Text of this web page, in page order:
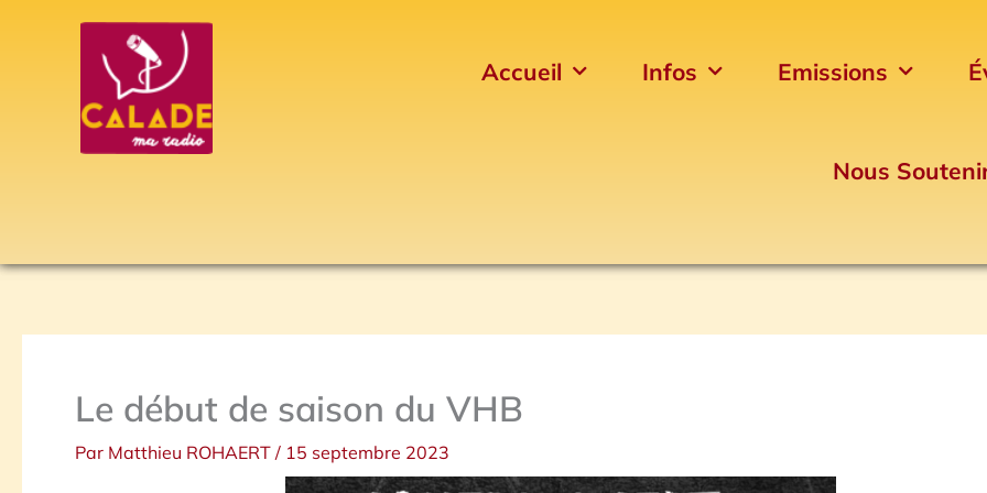
Accueil Infos Emissions
Nous
Le début de saison du VHB
Par Matthieu ROHAERT / 15 septembre 2023